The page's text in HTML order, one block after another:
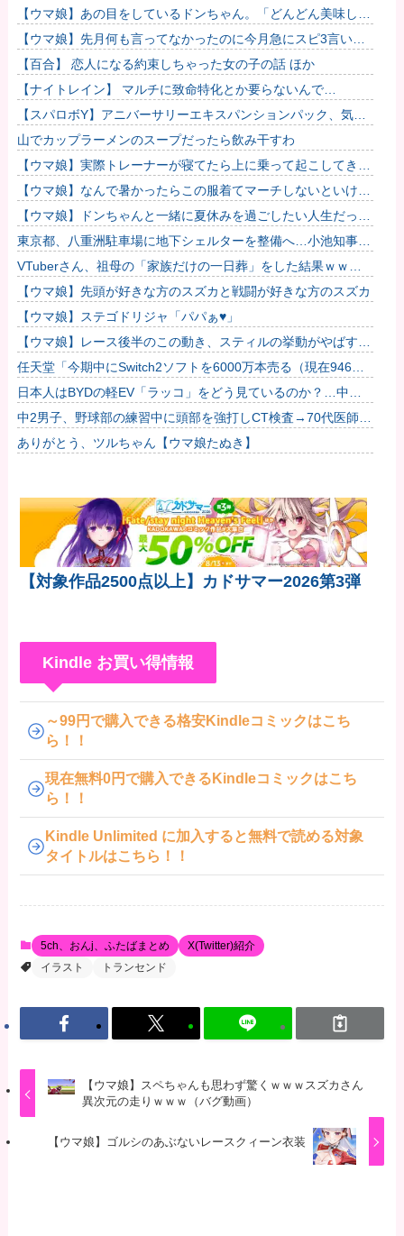
るわな
【ウマ娘】あの目をしているドンちゃん。「どんどん美味しく
実る…♡」
【ウマ娘】先月何も言ってなかったのに今月急にスピ3言い出
したのが怪しいよな。
【百合】 恋人になる約束しちゃった女の子の話 ほか
【ナイトレイン】 マルチに致命特化とか要らないんで…
【スパロボY】アニバーサリーエキスパンションパック、気合
入ってるな！
山でカップラーメンのスープだったら飲み干すわ
【ウマ娘】実際トレーナーが寝てたら上に乗って起こしてきそ
うなウマ娘
【ウマ娘】なんで暑かったらこの服着てマーチしないといけな
いんだよぉ…
【ウマ娘】ドンちゃんと一緒に夏休みを過ごしたい人生だっ
た…
東京都、八重洲駐車場に地下シェルターを整備へ…小池知事
「弾道ミサイル攻撃から都民の命と財産守る」！
VTuberさん、祖母の「家族だけの一日葬」をした結果ｗｗｗ
ｗｗｗｗ
【ウマ娘】先頭が好きな方のスズカと戦闘が好きな方のスズカ
【ウマ娘】ステゴドリジャ「パパぁ♥」
【ウマ娘】レース後半のこの動き、スティルの挙動がやばすぎ
る。他
任天堂「今期中にSwitch2ソフトを6000万本売る（現在946万
本達成）」他
日本人はBYDの軽EV「ラッコ」をどう見ているのか？…中国
メディア！
中2男子、野球部の練習中に頭部を強打しCT検査→70代医師
「問題ないです」→他人のCT画像で中学生死亡
ありがとう、ツルちゃん【ウマ娘たぬき】
【対象作品2500点以上】カドサマー2026第3弾
Kindle お買い得情報
～99円で購入できる格安Kindleコミックはこち
ら！！
現在無料0円で購入できるKindleコミックはこち
ら！！
Kindle Unlimited に加入すると無料で読める対象
タイトルはこちら！！
5ch、おんj、ふたばまとめ
X(Twitter)紹介
イラスト
トランセンド
【ウマ娘】スペちゃんも思わず驚くｗｗｗスズカさん
異次元の走りｗｗｗ（バグ動画）
【ウマ娘】ゴルシのあぶないレースクィーン衣装